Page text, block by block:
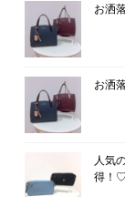
お洒
お洒
人気
得！♡